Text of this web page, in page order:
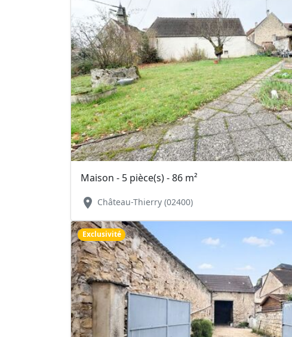
Maison - 5 pièce(s) - 86 m²
location_on Château-Thierry (02400)
Exclusivité